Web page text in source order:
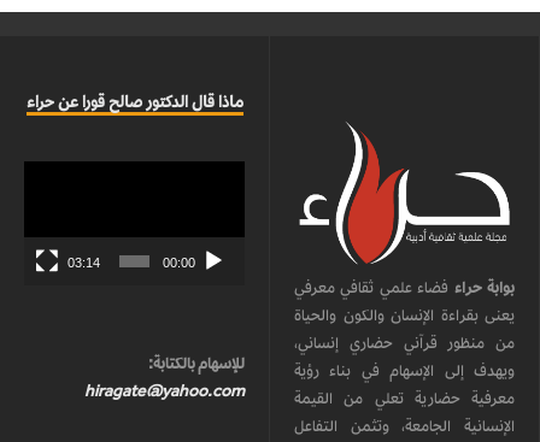
بوابة حراء فضاء علمي ثقافي معرفي
يعنى بقراءة الإنسان والكون والحياة
من منظور قرآني حضاري إنساني،
ويهدف إلى الإسهام في بناء رؤية
معرفية حضارية تعلي من القيمة
الإنسانية الجامعة، وتثمن التفاعل
ماذا قال الدكتور صالح قورا عن حراء
00:00
03:14
للإسهام بالكتابة:
hiragate@yahoo.com